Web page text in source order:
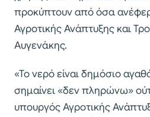
προκύπτουν από όσα
Αγροτικής Ανάπτυξης και
Αυγενάκης.
«Το νερό είναι δημόσιο
σημαίνει «δεν πληρώνω»
υπουργός Αγροτικής